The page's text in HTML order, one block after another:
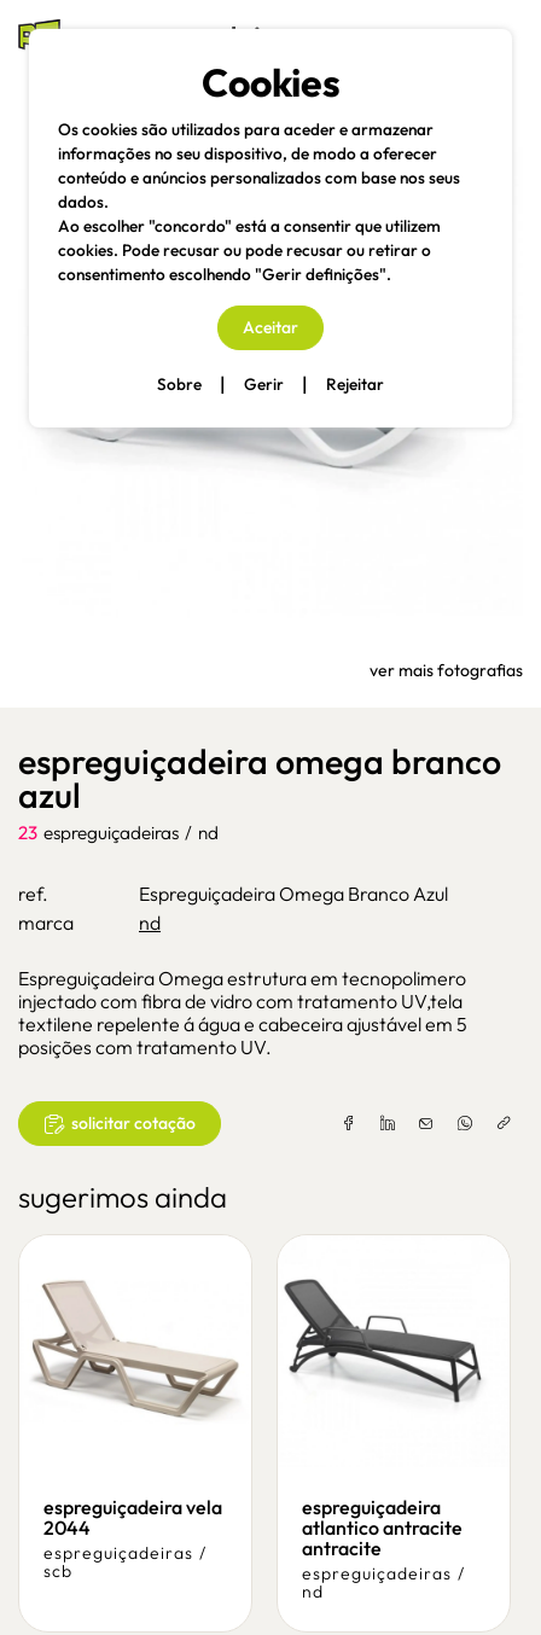
mesas e cadeiras
Pesquisa
ver mais fotografias
espreguiçadeira omega branco
azul
23 espreguiçadeiras / nd
ref.
Espreguiçadeira Omega Branco Azul
marca
nd
Espreguiçadeira Omega estrutura em tecnopolimero
injectado com fibra de vidro com tratamento UV,tela
textilene repelente á água e cabeceira ajustável em 5
posições com tratamento UV.
solicitar cotação
sugerimos ainda
espreguiçadeira vela
2044
espreguiçadeiras /
scb
espreguiçadeira
atlantico antracite
antracite
espreguiçadeiras /
nd
Cookies
Os cookies são utilizados para aceder e armazenar
informações no seu dispositivo, de modo a oferecer
conteúdo e anúncios personalizados com base nos seus
dados.
Ao escolher "concordo" está a consentir que utilizem
cookies. Pode recusar ou pode recusar ou retirar o
consentimento escolhendo "Gerir definições".
Aceitar
Sobre | Gerir | Rejeitar